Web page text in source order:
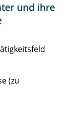
und ihre
(zu